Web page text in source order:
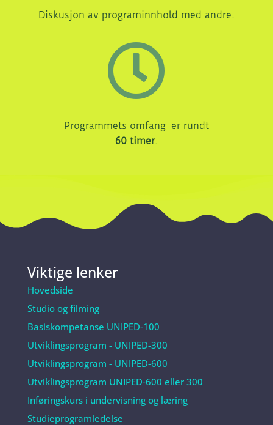
Diskusjon av programinnhold med andre.

Programmets omfang er rundt
60 timer.
Viktige lenker
Hovedside
Studio og filming
Basiskompetanse UNIPED-100
Utviklingsprogram - UNIPED-300
Utviklingsprogram - UNIPED-600
Utviklingsprogram UNIPED-600 eller 300
Inføringskurs i undervisning og læring
Studieprogramledelse